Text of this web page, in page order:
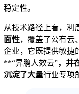
稳定性。
从技术路径上看，利
面性，覆盖了公有云
企业，它既提供敏捷
**“昇鹏人效云”，并
沉淀了大量行业专项